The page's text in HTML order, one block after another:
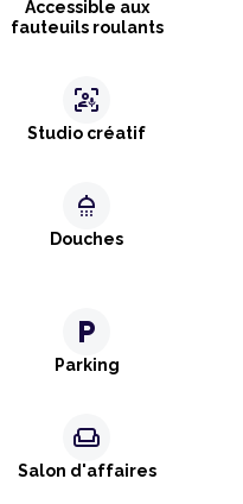
Accessible aux
fauteuils roulants
frame_person_mic
Studio créatif
shower
Douches
local_parking
Parking
weekend
Salon d'affaires